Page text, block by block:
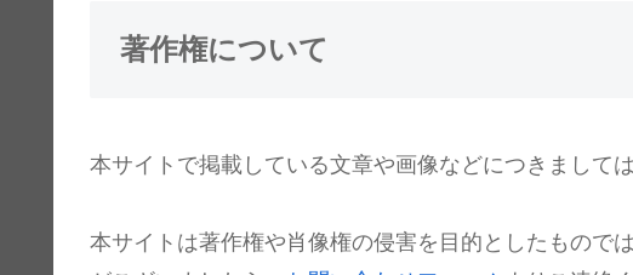
著作権について
本サイトで掲載している文章や画像などにつきまして
本サイトは著作権や肖像権の侵害を目的としたもので